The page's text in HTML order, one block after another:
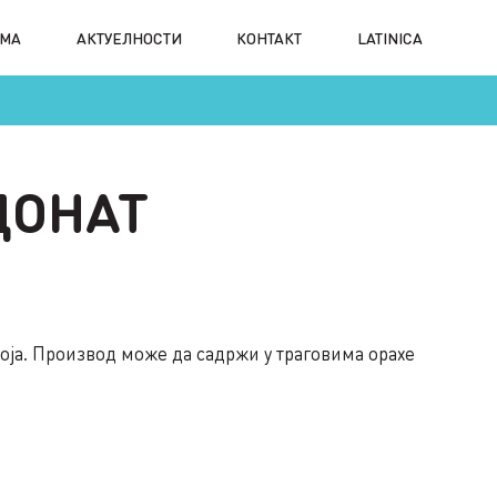
АКТУЕЛНОСТИ КОНТАКТ LATINICA
Производ може да садржи у траговима орахе